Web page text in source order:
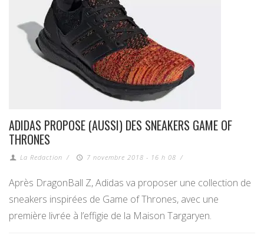
ADIDAS PROPOSE (AUSSI) DES SNEAKERS GAME OF
THRONES
La Redaction / 7 novembre 2018 - 16 h 08 /
Après DragonBall Z, Adidas va proposer une collection de
sneakers inspirées de Game of Thrones, avec une
première livrée à l’effigie de la Maison Targaryen.